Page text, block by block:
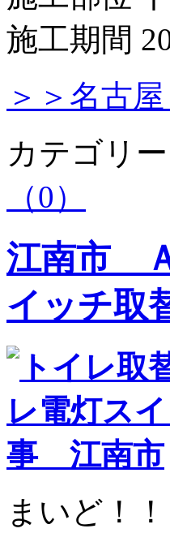
施工期間
＞＞名古
カテゴリー
（0）
江南市
イッチ取
まいど！！